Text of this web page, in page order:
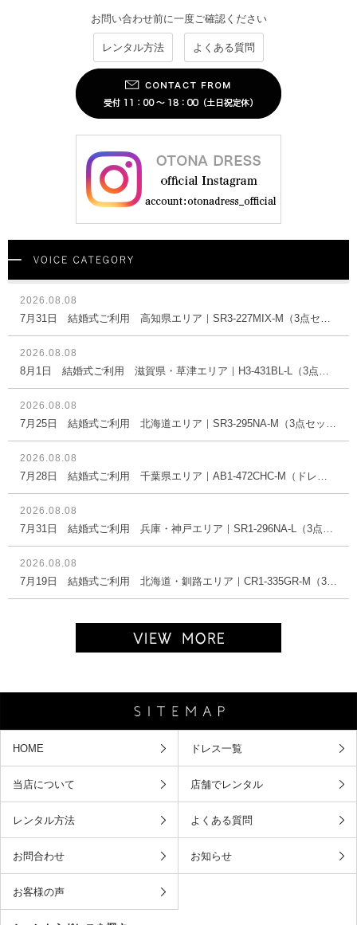
お問い合わせ前に一度ご確認ください
レンタル方法 よくある質問
2026.08.08
2026.08.08
2026.08.08
2026.08.08
2026.08.08
2026.08.08
HOME ドレス一覧
当店について 店舗でレンタル
レンタル方法 よくある質問
お問合わせ お知らせ
お客様の声